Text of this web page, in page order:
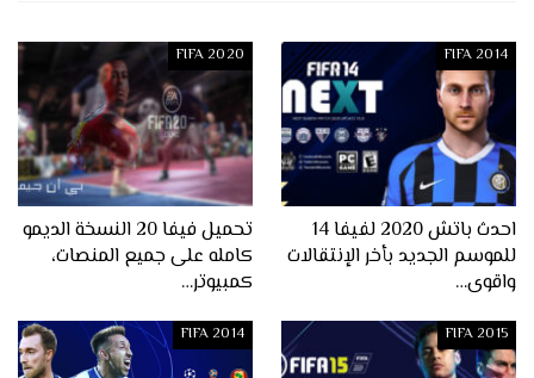
FIFA 2014
احدث باتش 2020 لفيفا 14
للموسم الجديد بأخر الإنتقالات
واقوى…
FIFA 2020
تحميل فيفا 20 النسخة الديمو
كامله على جميع المنصات،
كمبيوتر…
FIFA 2015
FIFA 2014